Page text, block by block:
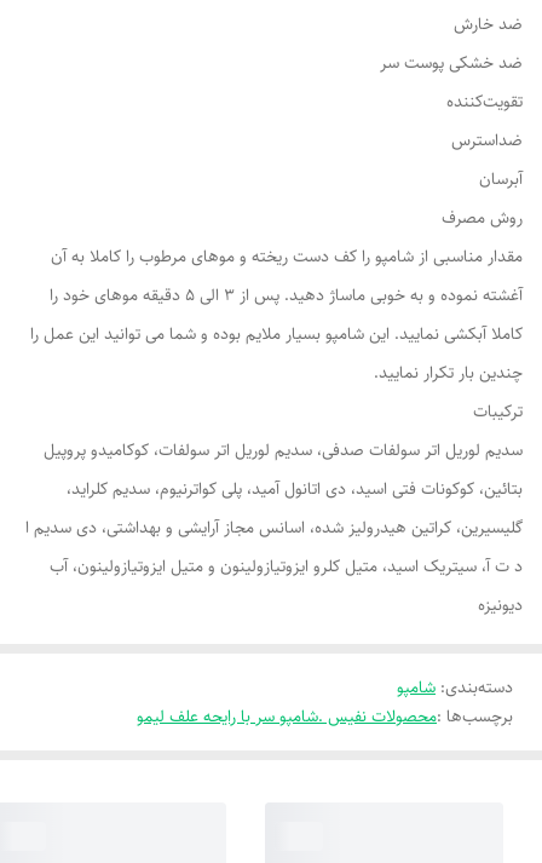
ضد خارش
ضد خشکی پوست سر
تقویت‌کننده
ضداسترس
آبرسان
روش مصرف
مقدار مناسبی از شامپو را کف دست ریخته و موهای مرطوب را کاملا به آن
آغشته نموده و به خوبی ماساژ دهید. پس از 3 الی 5 دقیقه موهای خود را
کاملا آبکشی نمایید. این شامپو بسیار ملایم بوده و شما می توانید این عمل را
چندین بار تکرار نمایید.
ترکیبات
سدیم لوریل اتر سولفات صدفی، سدیم لوریل اتر سولفات، کوکامیدو پروپیل
بتائین، کوکونات فتی اسید، دی اتانول آمید، پلی کواترنیوم، سدیم کلراید،
گلیسیرین، کراتین هیدرولیز شده، اسانس مجاز آرایشی و بهداشتی، دی سدیم ا
د ت آ، سیتریک اسید، متیل کلرو ایزوتیازولینون و متیل ایزوتیازولینون، آب
دیونیزه
دسته‌بندی: شامپو
برچسب‌ها :محصولات نفیس .شامپو سر با رایحه علف لیمو